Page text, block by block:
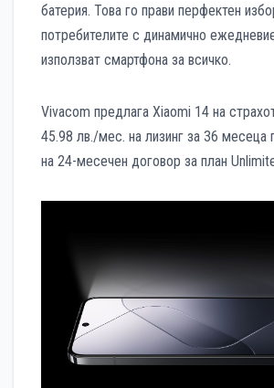
батерия. Това го прави перфектен
потребителите с динамично
използват смартфона за всичко.
Vivacom предлага Xiaomi 14 на
45.98 лв./мес. на лизинг за 36 месеца
на 24-месечен договор за план